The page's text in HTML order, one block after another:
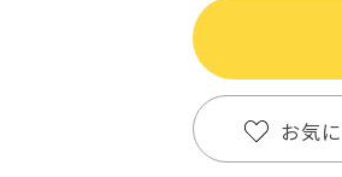
お気